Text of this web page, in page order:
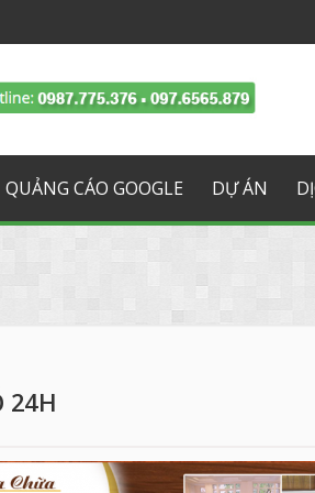
QUẢNG CÁO GOOGLE DỰ ÁN
24H